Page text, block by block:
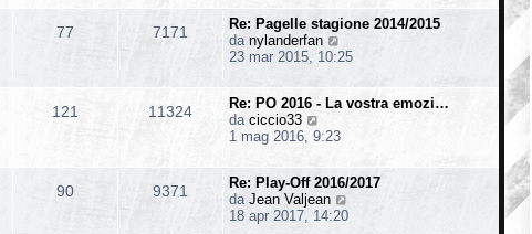
o
s
a
g
g
o
m
o
e
a
g
g
o
i
u
l
t
m
o
e
s
a
g
g
77 7171
Re: Pagelle stagione 2014/2015
da nylanderfan
e
u
t
m
o
m
e
23 mar 2015, 10:25
121 11324
Re: PO 2016 - La vostra emozi…
da ciccio33
e
i
u
l
t
1 mag 2016, 9:23
90 9371
Re: Play-Off 2016/2017
da Jean Valjean
e
18 apr 2017, 14:20